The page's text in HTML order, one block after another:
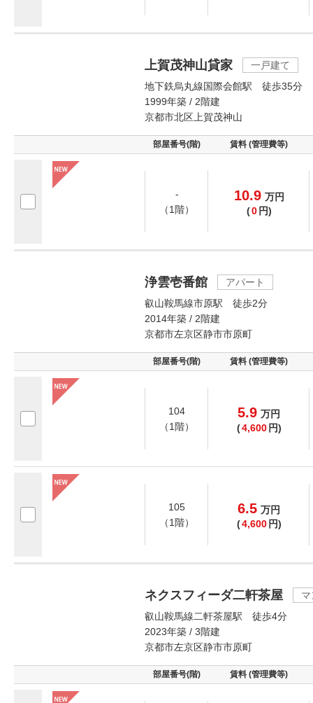
上賀茂神山貸家
一戸建て
地下鉄烏丸線国際会館駅 徒歩35分
1999年築 / 2階建
京都市北区上賀茂神山
部屋番号(階) 賃料 (管理費等)
-
（1階）
10.9 万円
(0 円)
浄雲壱番館
アパート
叡山鞍馬線市原駅 徒歩2分
2014年築 / 2階建
京都市左京区静市市原町
部屋番号(階) 賃料 (管理費等)
104
（1階）
5.9 万円
(4,600 円)
105
（1階）
6.5 万円
(4,600 円)
ネクスフィーダ二軒茶屋
叡山鞍馬線二軒茶屋駅 徒歩4分
2023年築 / 3階建
京都市左京区静市市原町
部屋番号(階) 賃料 (管理費等)